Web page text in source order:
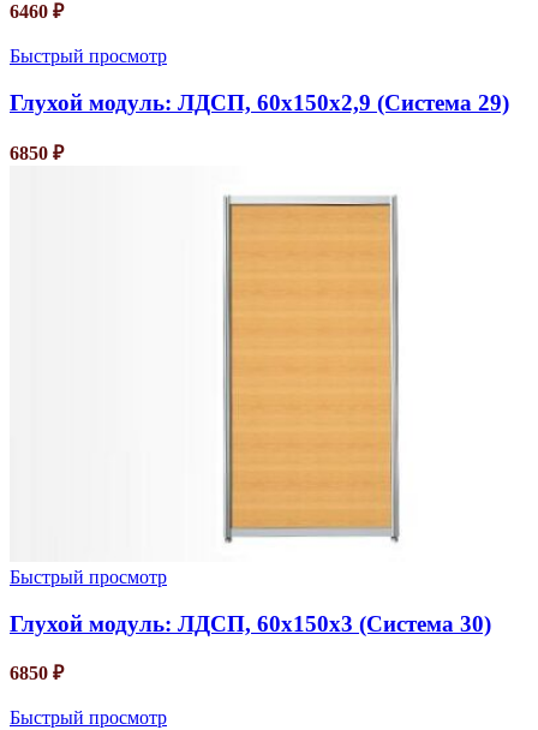
6460 ₽
Быстрый просмотр
Глухой модуль: ЛДСП, 60х150х2,9 (Система 29)
6850 ₽
Быстрый просмотр
Глухой модуль: ЛДСП, 60х150х3 (Система 30)
6850 ₽
Быстрый просмотр